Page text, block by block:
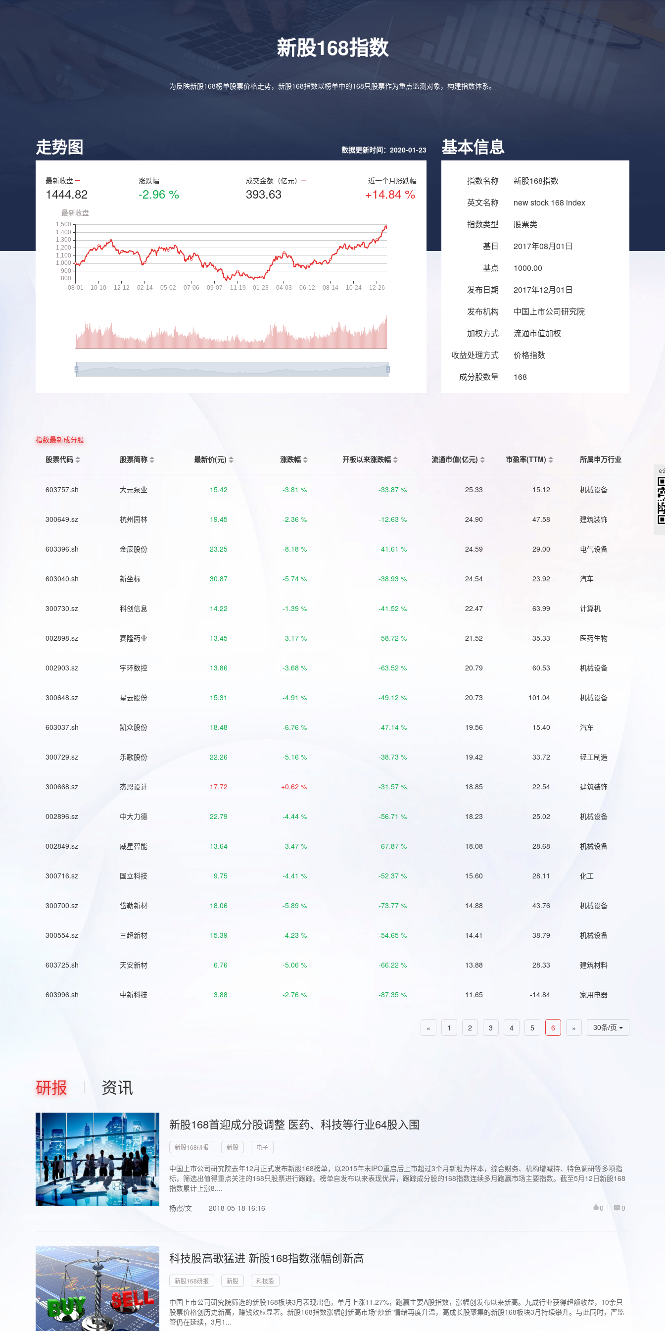
新股168指数
为反映新股168榜单股票价格走势，新股168指数以榜单中的168只股票作为重点监测对象，构建指数体系。
走势图 数据更新时间：2020-01-23
最新收盘
1444.82
涨跌幅
-2.96 %
成交金额（亿元）
393.63
近一个月涨跌幅
+14.84 %
基本信息
指数名称
新股168指数
英文名称
new stock 168 index
指数类型
股票类
基日
2017年08月01日
基点
1000.00
发布日期
2017年12月01日
发布机构
中国上市公司研究院
加权方式
流通市值加权
收益处理方式
价格指数
成分股数量
168
指数最新成分股
股票代码
股票简称 最新价(元) 涨跌幅 开板以来涨跌幅 流通市值(亿元) 市盈率(TTM) 所属申万行业
603757.sh 大元泵业 15.42 -3.81 % -33.87 % 25.33 15.12 机械设备
300649.sz 杭州园林 19.45 -2.36 % -12.63 % 24.90 47.58 建筑装饰
603396.sh 金辰股份 23.25 -8.18 % -41.61 % 24.59 29.00 电气设备
603040.sh 新坐标 30.87 -5.74 % -38.93 % 24.54 23.92 汽车
300730.sz 科创信息 14.22 -1.39 % -41.52 % 22.47 63.99 计算机
002898.sz 赛隆药业 13.45 -3.17 % -58.72 % 21.52 35.33 医药生物
002903.sz 宇环数控 13.86 -3.68 % -63.52 % 20.79 60.53 机械设备
300648.sz 星云股份 15.31 -4.91 % -49.12 % 20.73 101.04 机械设备
603037.sh 凯众股份 18.48 -6.76 % -47.14 % 19.56 15.40 汽车
300729.sz 乐歌股份 22.26 -5.16 % -38.73 % 19.42 33.72 轻工制造
300668.sz 杰恩设计 17.72 +0.62 % -31.57 % 18.85 22.54 建筑装饰
002896.sz 中大力德 22.79 -4.44 % -56.71 % 18.23 25.02 机械设备
002849.sz 威星智能 13.64 -3.47 % -67.87 % 18.08 28.68 机械设备
300716.sz 国立科技 9.75 -4.41 % -52.37 % 15.60 28.11 化工
300700.sz 岱勒新材 18.06 -5.89 % -73.77 % 14.88 43.76 机械设备
300554.sz 三超新材 15.39 -4.23 % -54.65 % 14.41 38.79 机械设备
603725.sh 天安新材 6.76 -5.06 % -66.22 % 13.88 28.33 建筑材料
603996.sh 中新科技 3.88 -2.76 % -87.35 % 11.65 -14.84 家用电器
30条/页
« 1 2 3 4 5 6 »
研报 资讯
新股168首迎成分股调整 医药、科技等行业64股入围
新股168研报 新股 电子
中国上市公司研究院去年12月正式发布新股168榜单，以2015年末IPO重启后上市超过3个月新股为样本，综合财务、机构增减持、特色调研等多项指
标，筛选出值得重点关注的168只股票进行跟踪。榜单自发布以来表现优异，跟踪成分股的168指数连续多月跑赢市场主要指数。截至5月12日新股168
指数累计上涨8....
杨霞/文
2018-05-18 16:16 0
0
科技股高歌猛进 新股168指数涨幅创新高
新股168研报 新股 科技股
中国上市公司研究院筛选的新股168板块3月表现出色，单月上涨11.27%，跑赢主要A股指数，涨幅创发布以来新高。九成行业获得超额收益，10余只
股票价格创历史新高，赚钱效应显著。新股168指数涨幅创新高市场“炒新”情绪再度升温，高成长股聚集的新股168板块3月持续攀升。与此同时，严监
管仍在延续，3月1...